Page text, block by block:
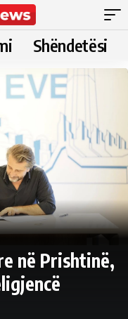
Shëndetësi
në Prishtinë,